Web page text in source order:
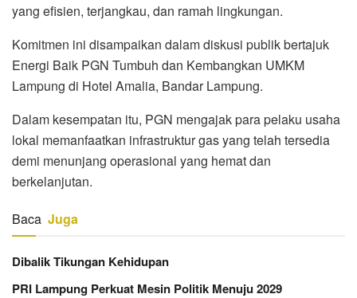
yang efisien, terjangkau, dan ramah lingkungan.
Komitmen ini disampaikan dalam diskusi publik bertajuk
Energi Baik PGN Tumbuh dan Kembangkan UMKM
Lampung di Hotel Amalia, Bandar Lampung.
Dalam kesempatan itu, PGN mengajak para pelaku usaha
lokal memanfaatkan infrastruktur gas yang telah tersedia
demi menunjang operasional yang hemat dan
berkelanjutan.
Baca Juga
Dibalik Tikungan Kehidupan
PRI Lampung Perkuat Mesin Politik Menuju 2029